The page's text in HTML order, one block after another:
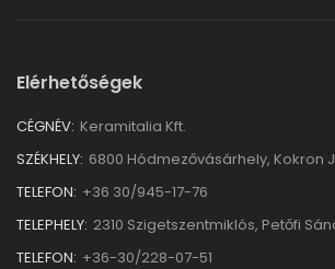
Elérhetőségek
CÉGNÉV: Keramitalia Kft.
SZÉKHELY: 6800 Hódmezővásárhely, Kokron
TELEFON: +36 30/945-17-76
TELEPHELY: 2310 Szigetszentmiklós, Petőfi
TELEFON: +36-30/228-07-51